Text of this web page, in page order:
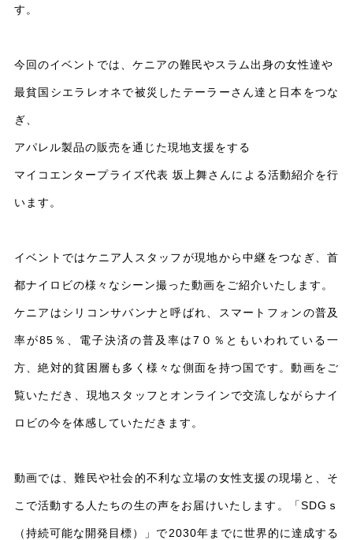
す。
今回のイベントでは、ケニアの難民やスラム出身の女性達や
最貧国シエラレオネで被災したテーラーさん達と日本をつな
ぎ、
アパレル製品の販売を通じた現地支援をする
マイコエンタープライズ代表 坂上舞さんによる活動紹介を行
います。
イベントではケニア人スタッフが現地から中継をつなぎ、首
都ナイロビの様々なシーン撮った動画をご紹介いたします。
ケニアはシリコンサバンナと呼ばれ、スマートフォンの普及
率が85％、電子決済の普及率は7０％ともいわれている一
方、絶対的貧困層も多く様々な側面を持つ国です。動画をご
覧いただき、現地スタッフとオンラインで交流しながらナイ
ロビの今を体感していただきます。
動画では、難民や社会的不利な立場の女性支援の現場と、そ
こで活動する人たちの生の声をお届けいたします。「SDGｓ
（持続可能な開発目標）」で2030年までに世界的に達成する